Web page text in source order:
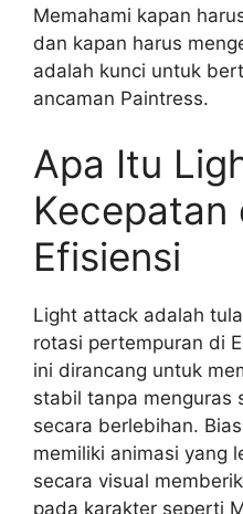
Memahami kapan
dan kapan harus
adalah kunci untuk
ancaman Paintress.
Apa Itu
Kecepatan
Efisiensi
Light attack adalah
rotasi pertempuran di
ini dirancang untuk
stabil tanpa menguras
secara berlebihan.
memiliki animasi yang
secara visual
pada karakter seperti